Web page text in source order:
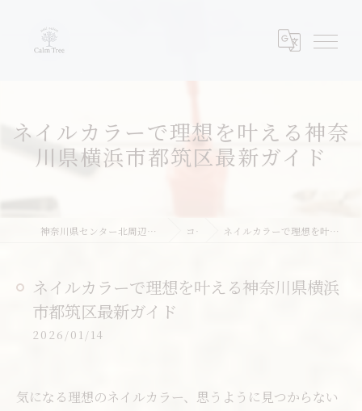
ネイルカラーで理想を叶える神奈
川県横浜市都筑区最新ガイド
神奈川県センター北周辺のネイルならネイルサロンcalm tree コラム ネイルカラーで理想を叶える神奈川県横浜市都筑区最新ガイド
ネイルカラーで理想を叶える神奈川県横浜
市都筑区最新ガイド
2026/01/14
気になる理想のネイルカラー、思うように見つからない